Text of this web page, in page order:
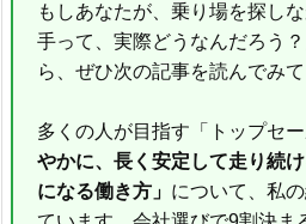
もしあなたが、乗り場を探し
手って、実際どうなんだろう
ら、ぜひ次の記事を読んでみて
多くの人が目指す「トップセ
やかに、長く安定して走り続
になる働き方」 について、私